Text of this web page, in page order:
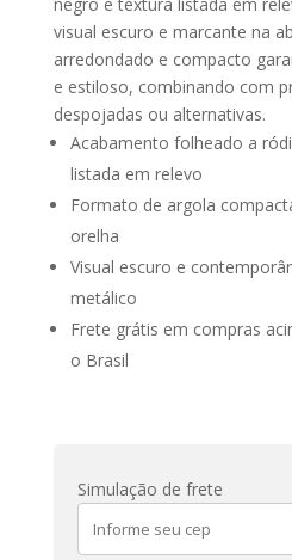
visual escuro e marcante na
arredondado e compacto
e estiloso, combinando com
despojadas ou alternativas.
Acabamento folheado a
listada em relevo
Formato de argola
orelha
Visual escuro e
metálico
Frete grátis em compras
o Brasil
Simulação de frete